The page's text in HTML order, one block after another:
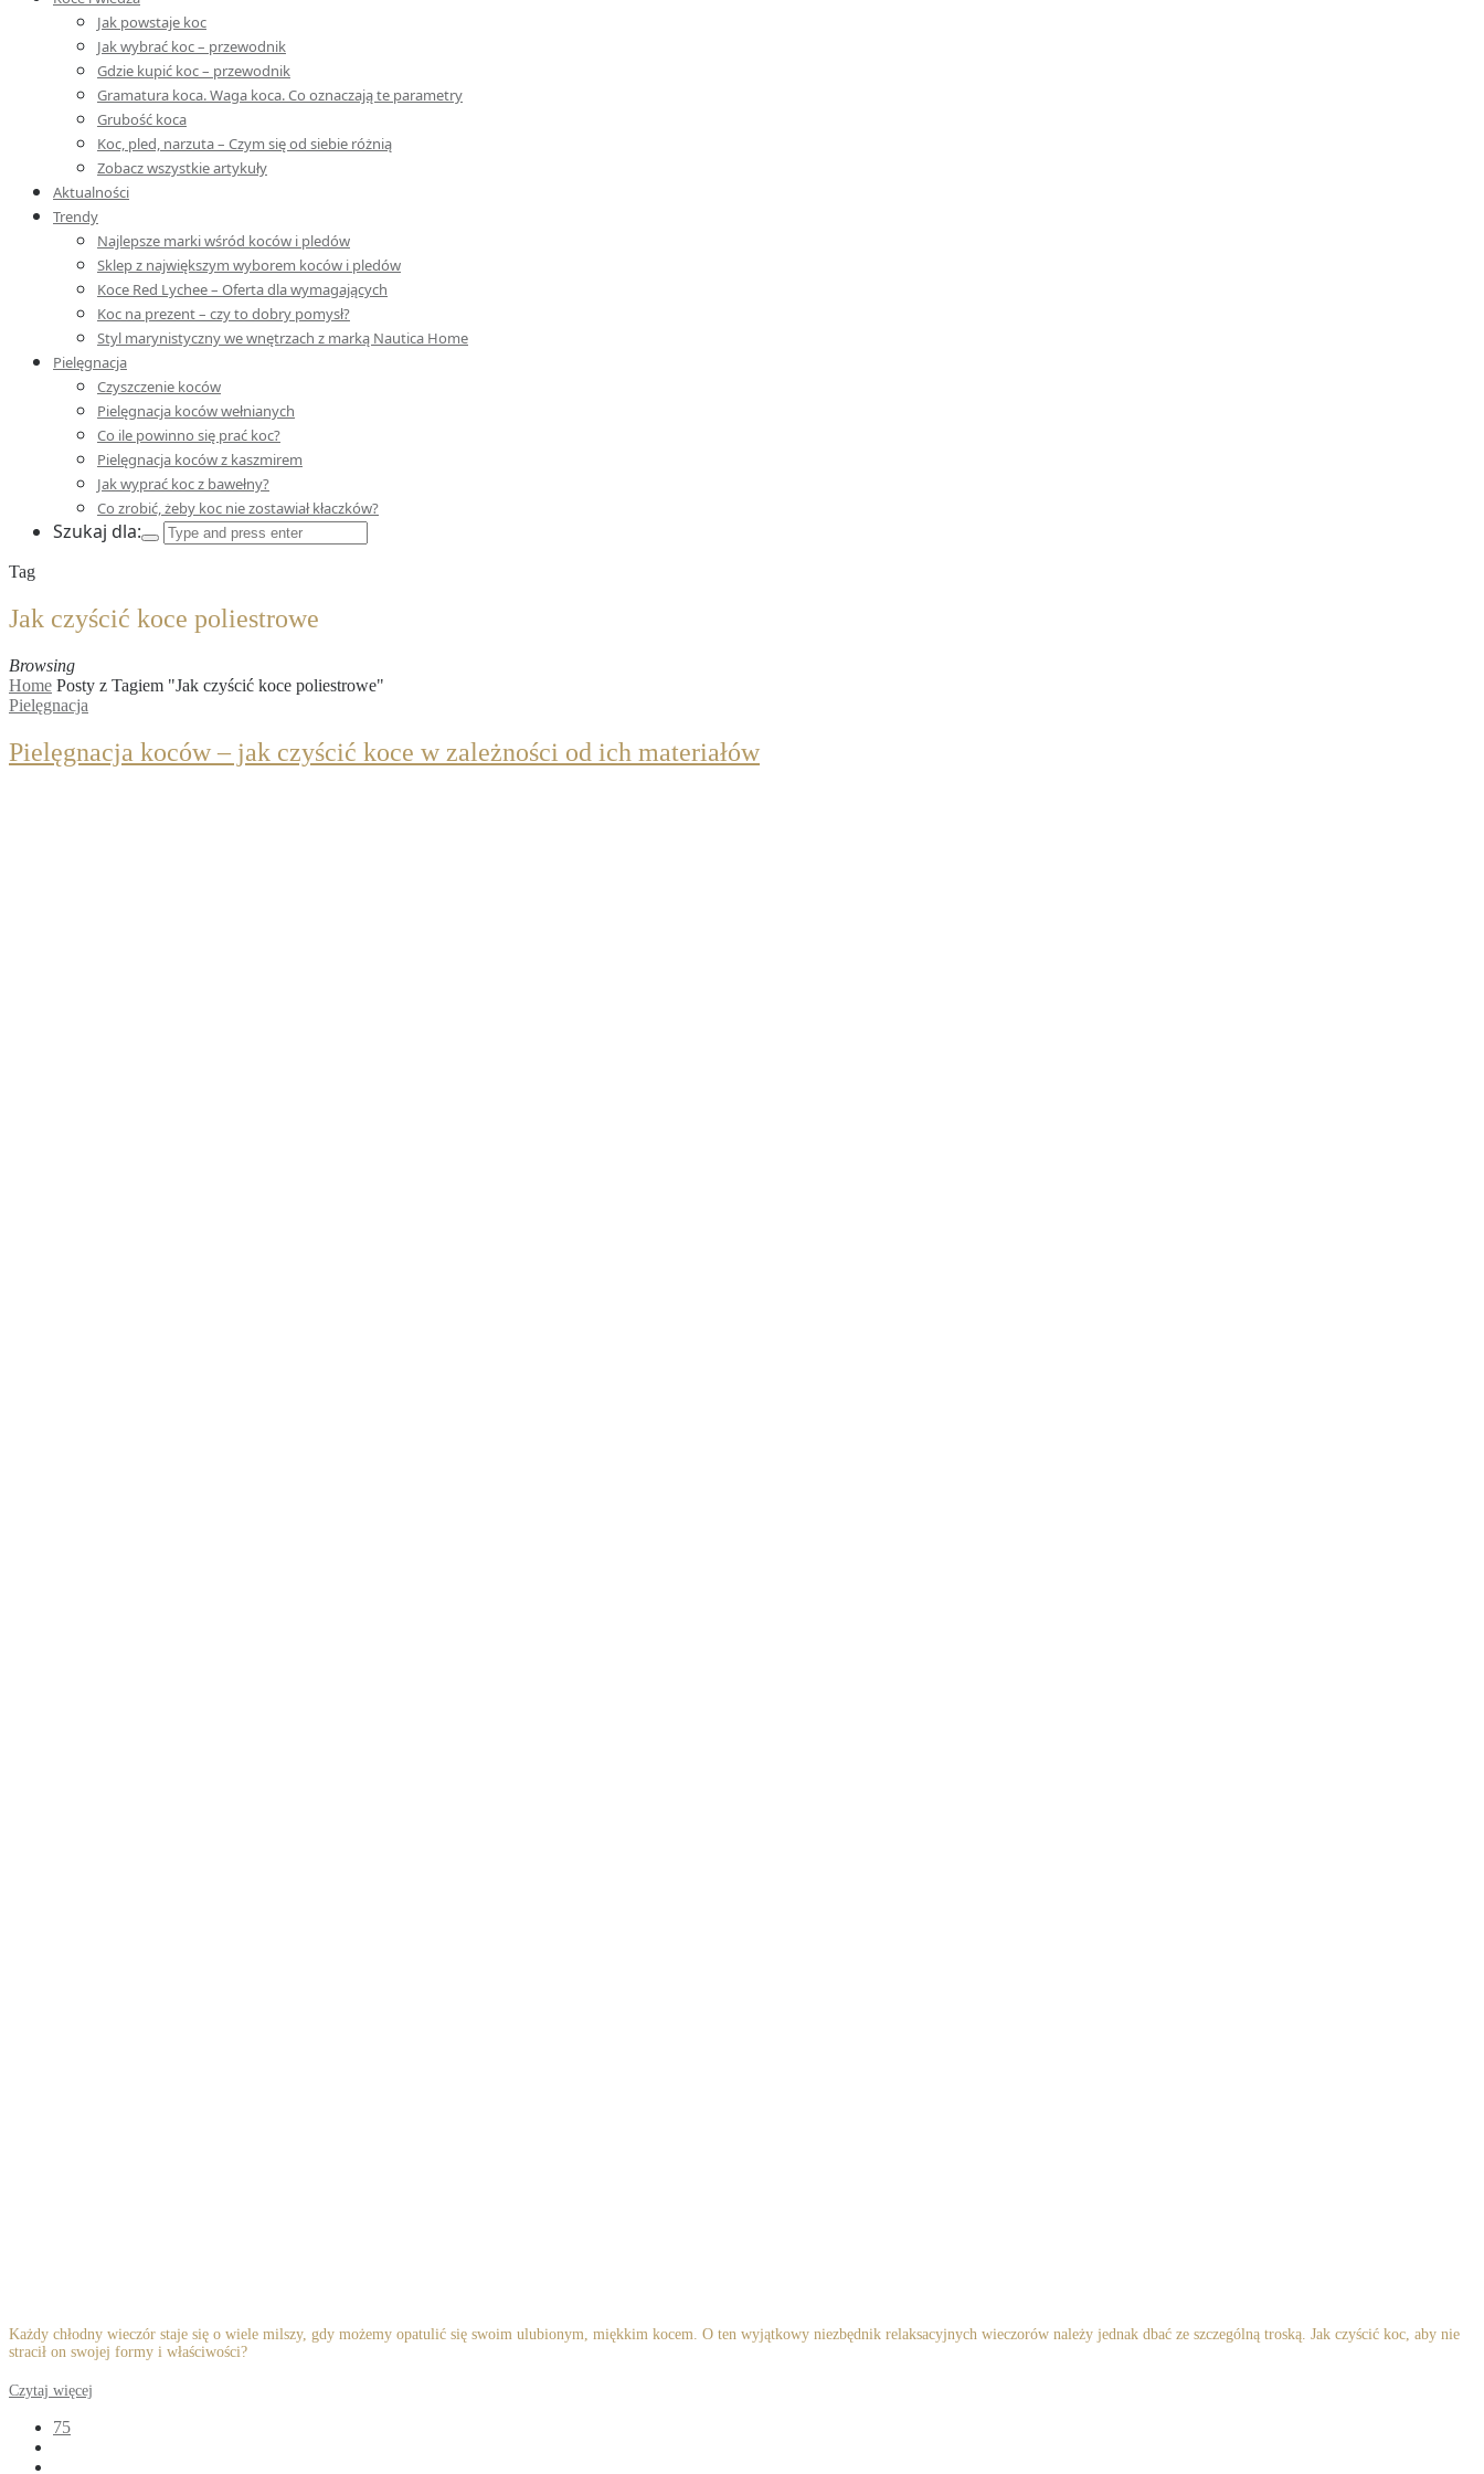
Jak powstaje koc
Jak wybrać koc – przewodnik
Gdzie kupić koc – przewodnik
Gramatura koca. Waga koca. Co oznaczają te parametry
Grubość koca
Koc, pled, narzuta – Czym się od siebie różnią
Zobacz wszystkie artykuły
Aktualności
Trendy
Najlepsze marki wśród koców i pledów
Sklep z największym wyborem koców i pledów
Koce Red Lychee – Oferta dla wymagających
Koc na prezent – czy to dobry pomysł?
Styl marynistyczny we wnętrzach z marką Nautica Home
Pielęgnacja
Czyszczenie koców
Pielęgnacja koców wełnianych
Co ile powinno się prać koc?
Pielęgnacja koców z kaszmirem
Jak wyprać koc z bawełny?
Co zrobić, żeby koc nie zostawiał kłaczków?
Szukaj dla:
Tag
Jak czyścić koce poliestrowe
Browsing
Home Posty z Tagiem "Jak czyścić koce poliestrowe"
Pielęgnacja
Pielęgnacja koców – jak czyścić koce w zależności od ich materiałów
Każdy chłodny wieczór staje się o wiele milszy, gdy możemy opatulić się swoim ulubionym, miękkim kocem. O ten wyjątkowy niezbędnik relaksacyjnych wieczorów należy jednak dbać ze szczególną troską. Jak czyścić koc, aby nie
stracił on swojej formy i właściwości?
Czytaj więcej
75